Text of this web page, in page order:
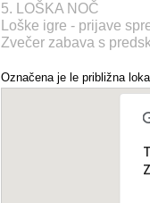
5. LOŠKA NOČ
Loške igre - prijave
Zvečer zabava s
Označena je le približna